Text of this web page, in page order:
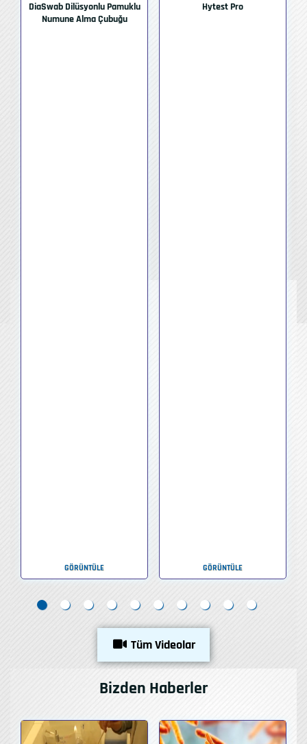
DiaSwab Dilüsyonlu Pamuklu
Numune Alma Çubuğu
GÖRÜNTÜLE
Hytest Pro
GÖRÜNTÜLE
Tüm Videolar
Bizden Haberler